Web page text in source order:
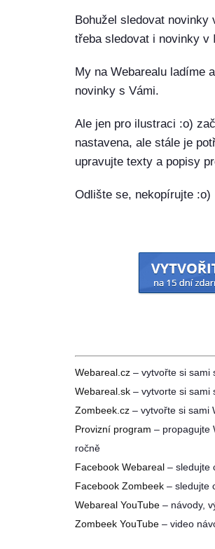
Bohužel sledovat novinky
třeba sledovat i novinky v
My na Webarealu ladíme
novinky s Vámi.
Ale jen pro ilustraci :o)
nastavena, ale stále je
upravujte texty a popisy
Odlište se, nekopírujte :o)
Webareal.cz – vytvořte si sami
Webareal.sk – vytvorte si sami
Zombeek.cz – vytvořte si sami
Provizní program – propagujte
ročně
Facebook Webareal – sledujte
Facebook Zombeek – sledujte
Webareal YouTube – návody,
Zombeek YouTube – video